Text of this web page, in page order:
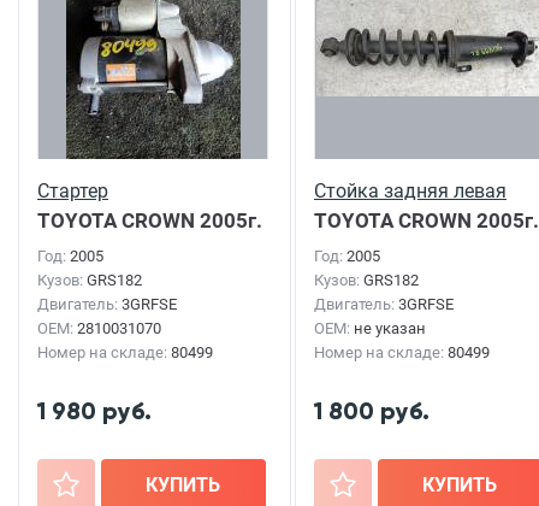
Стартер
TOYOTA CROWN 2005г.
Год: 2005
Кузов: GRS182
Двигатель: 3GRFSE
OEM: 2810031070
Номер на складе: 80499
1 980 руб.
+ КУПИТЬ
Стойка задняя левая
TOYOTA CROWN 2005г.
Год: 2005
Кузов: GRS182
Двигатель: 3GRFSE
OEM: не указан
Номер на складе: 80499
1 800 руб.
+ КУПИТЬ